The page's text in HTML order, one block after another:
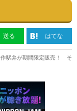
送る はてな
作駅弁が期間限定販売！ そ